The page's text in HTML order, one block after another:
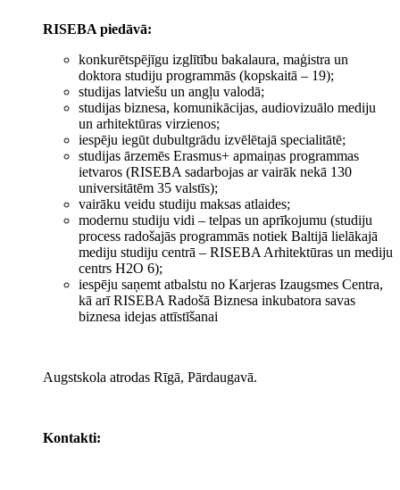
RISEBA piedāvā:
konkurētspējīgu izglītību bakalaura, maģistra un
doktora studiju programmās (kopskaitā – 19);
studijas latviešu un angļu valodā;
studijas biznesa, komunikācijas, audiovizuālo mediju
un arhitektūras virzienos;
iespēju iegūt dubultgrādu izvēlētajā specialitātē;
studijas ārzemēs Erasmus+ apmaiņas programmas
ietvaros (RISEBA sadarbojas ar vairāk nekā 130
universitātēm 35 valstīs);
vairāku veidu studiju maksas atlaides;
modernu studiju vidi – telpas un aprīkojumu (studiju
process radošajās programmās notiek Baltijā lielākajā
mediju studiju centrā – RISEBA Arhitektūras un mediju
centrs H2O 6);
iespēju saņemt atbalstu no Karjeras Izaugsmes Centra,
kā arī RISEBA Radošā Biznesa inkubatora savas
biznesa idejas attīstīšanai
Augstskola atrodas Rīgā, Pārdaugavā.
Kontakti: